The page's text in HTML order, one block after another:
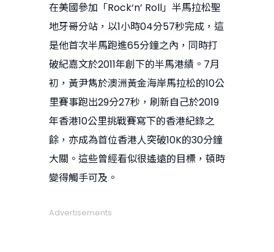
在美國參加「Rock‘n’ Roll」半馬拉松聖
地牙哥分站，以1小時04分57秒完成，這
是他首次半馬跑進65分鐘之內，同時打
破紀嘉文於2011年創下的半馬港績。7月
初，黃尹雋於澳洲黃金海岸馬拉松的10公
里賽事跑出29分27秒，刷新自己於2019
年香港10公里挑戰賽寫下的香港紀錄之
餘，亦成為首位香港人突破10K的30分鐘
大關。這些曾經看似很遙遠的目標，頓時
變得觸手可及。
Advertisements